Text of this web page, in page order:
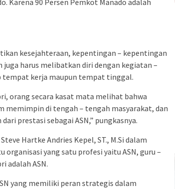
Karena 90 Persen Pemkot Manado adalah
kesejahteraan, kepentingan – kepentingan
juga harus melibatkan diri dengan kegiatan –
tempat kerja maupun tempat tinggal.
orang secara kasat mata melihat bahwa
memimpin di tengah – tengah masyarakat, dan
prestasi sebagai ASN,” pungkasnya.
Hartke Andries Kepel, ST., M.Si dalam
yang satu profesi yaitu ASN, guru –
adalah ASN.
yang memiliki peran strategis dalam